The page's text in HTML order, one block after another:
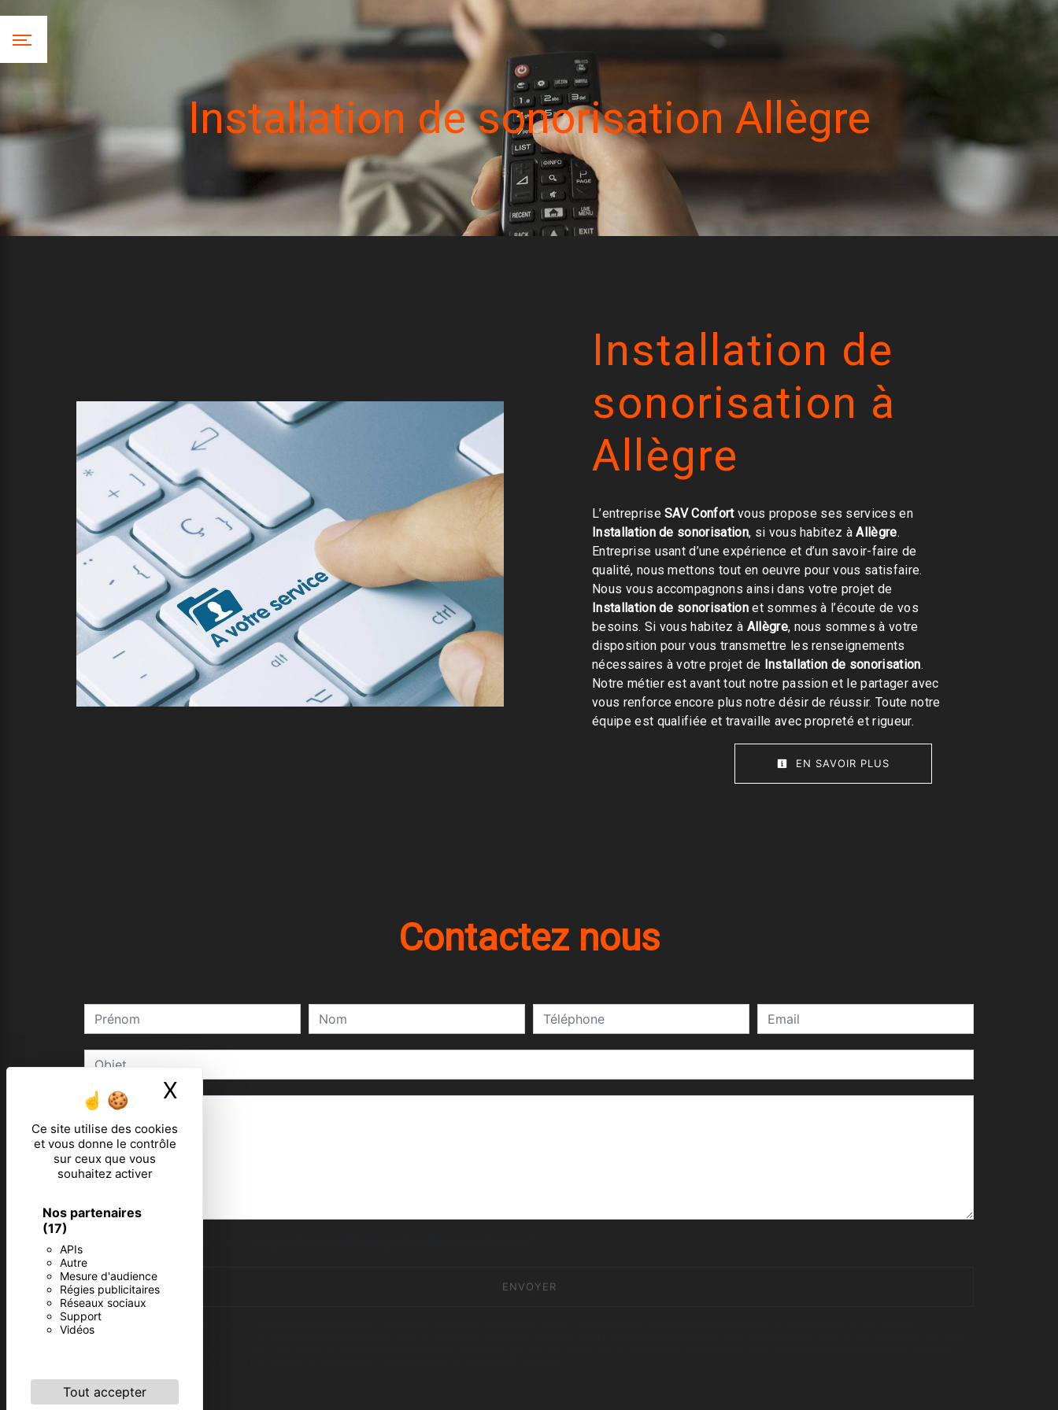
Ce site utilise des cookies
et vous donne le contrôle
sur ceux que vous
souhaitez activer
Nos partenaires
(17)
APIs
Autre
Mesure d'audience
Régies publicitaires
Réseaux sociaux
Support
Vidéos
Tout accepter
X Masquer le bandeau des cookies
Installation de sonorisation Allègre
Installation de
sonorisation à
Allègre
L’entrepriseSAV Confortvous propose ses services en
Installation de sonorisation, si vous habitez àAllègre.
Entreprise usant d’une expérience et d’un savoir-faire de
qualité, nous mettons tout en oeuvre pour vous satisfaire.
Nous vous accompagnons ainsi dans votre projet de
Installation de sonorisationet sommes à l’écoute de vos
besoins. Si vous habitez à Allègre, nous sommes à votre
disposition pour vous transmettre les renseignements
nécessaires à votre projet de Installation de sonorisation.
Notre métier est avant tout notre passion et le partager avec
vous renforce encore plus notre désir de réussir. Toute notre
équipe est qualifiée et travaille avec propreté et rigueur.
EN SAVOIR PLUS
Contactez nous
ENVOYER
** Les données personnelles communiquées sont nécessaires aux fins de vous contacter. Elles sont destinées à l'entreprise et ses sous-traitants. Vous disposez de droits d’accès, de rectification,